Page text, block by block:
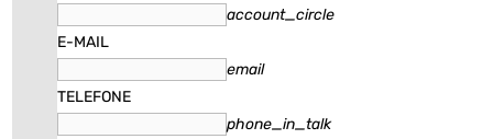
account_circle
E-MAIL
email
TELEFONE
phone_in_talk